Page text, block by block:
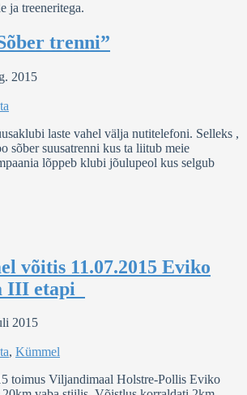
ja treeneritega.
trenni”
2015
laste vahel välja nutitelefoni. Selleks ,
sõber suusatrenni kus ta liitub meie
lõppeb klubi jõulupeol kus selgub
võitis 11.07.2015 Eviko
III etapi
2015
, Kümmel
toimus Viljandimaal Holstre-Pollis Eviko